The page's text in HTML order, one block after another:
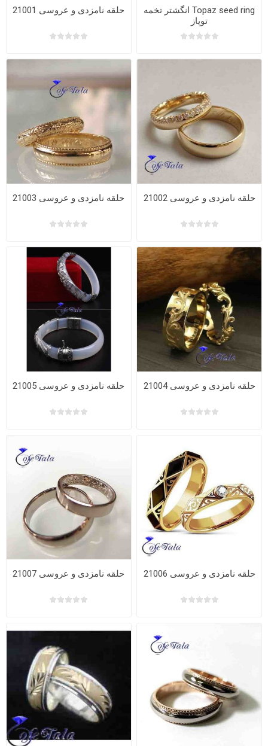
Topaz seed ring انگشتر تخمه
توپاز
حلقه نامزدی و عروسی 21001
حلقه نامزدی و عروسی 21002 حلقه نامزدی و عروسی 21003
حلقه نامزدی و عروسی 21004 حلقه نامزدی و عروسی 21005
حلقه نامزدی و عروسی 21006 حلقه نامزدی و عروسی 21007